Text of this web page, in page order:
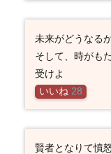
未来がどうなる
そして、時がも
受けよ
いいね 28
賢者となりて憤